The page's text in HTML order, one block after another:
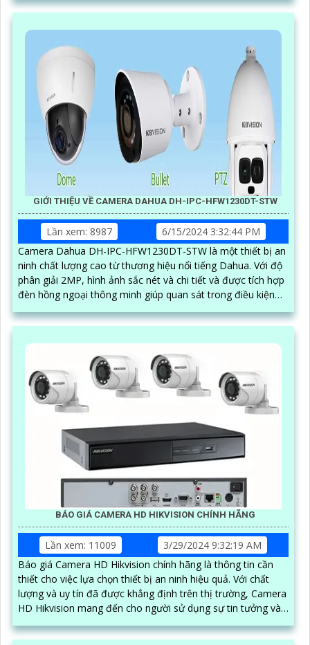
GIỚI THIỆU VỀ CAMERA DAHUA DH-IPC-HFW1230DT-STW
Lần xem: 8987
6/15/2024 3:32:44 PM
Camera Dahua DH-IPC-HFW1230DT-STW là một thiết bị an
ninh chất lượng cao từ thương hiệu nổi tiếng Dahua. Với độ
phân giải 2MP, hình ảnh sắc nét và chi tiết và được tích hợp
đèn hồng ngoại thông minh giúp quan sát trong điều kiện
ánh sáng yếu
BÁO GIÁ CAMERA HD HIKVISION CHÍNH HÃNG
Lần xem: 11009
3/29/2024 9:32:19 AM
Báo giá Camera HD Hikvision chính hãng là thông tin cần
thiết cho việc lựa chọn thiết bị an ninh hiệu quả. Với chất
lượng và uy tín đã được khẳng định trên thị trường, Camera
HD Hikvision mang đến cho người sử dụng sự tin tưởng và
an tâm